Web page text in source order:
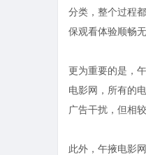
分类，整个过程
保观看体验顺畅无
更为重要的是，
电影网，所有的
广告干扰，但相
此外，午掖电影